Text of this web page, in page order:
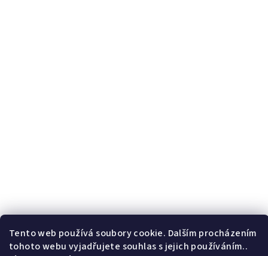
Tento web používá soubory cookie. Dalším procházením
tohoto webu vyjadřujete souhlas s jejich používáním..